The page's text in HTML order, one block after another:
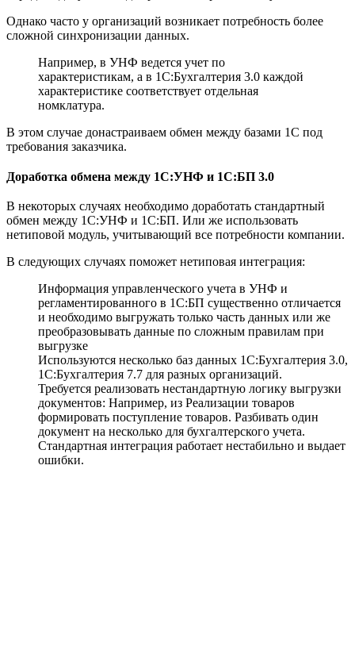
Однако часто у организаций возникает потребность более
сложной синхронизации данных.
Например, в УНФ ведется учет по
характеристикам, а в 1С:Бухгалтерия 3.0 каждой
характеристике соответствует отдельная
номклатура.
В этом случае донастраиваем обмен между базами 1С под
требования заказчика.
Доработка обмена между 1С:УНФ и 1С:БП 3.0
В некоторых случаях необходимо доработать стандартный
обмен между 1С:УНФ и 1С:БП. Или же использовать
нетиповой модуль, учитывающий все потребности компании.
В следующих случаях поможет нетиповая интеграция:
Информация управленческого учета в УНФ и
регламентированного в 1С:БП существенно отличается
и необходимо выгружать только часть данных или же
преобразовывать данные по сложным правилам при
выгрузке
Используются несколько баз данных 1С:Бухгалтерия 3.0,
1С:Бухгалтерия 7.7 для разных организаций.
Требуется реализовать нестандартную логику выгрузки
документов: Например, из Реализации товаров
формировать поступление товаров. Разбивать один
документ на несколько для бухгалтерского учета.
Стандартная интеграция работает нестабильно и выдает
ошибки.